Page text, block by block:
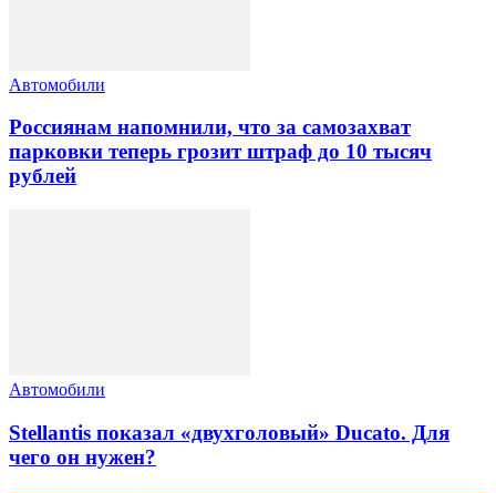
Автомобили
Россиянам напомнили, что за самозахват
парковки теперь грозит штраф до 10 тысяч
рублей
Автомобили
Stellantis показал «двухголовый» Ducato. Для
чего он нужен?